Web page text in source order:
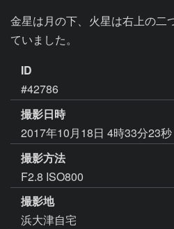
金星は月の下、火星は右上の二
ていました。
ID
#42786
撮影日時
2017年10月18日 4時33分23秒
撮影方法
F2.8 ISO800
撮影地
浜大津自宅